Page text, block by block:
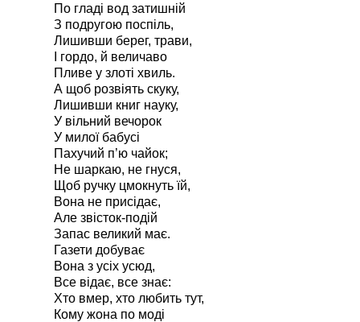
По гладі вод затишній
З подругою поспіль,
Лишивши берег, трави,
І гордо, й величаво
Пливе у злоті хвиль.
А щоб розвіять скуку,
Лишивши книг науку,
У вільний вечорок
У милої бабусі
Пахучий п’ю чайок;
Не шаркаю, не гнуся,
Щоб ручку цмокнуть їй,
Вона не присідає,
Але звісток-подій
Запас великий має.
Газети добуває
Вона з усіх усюд,
Все відає, все знає:
Хто вмер, хто любить тут,
Кому жона по моді